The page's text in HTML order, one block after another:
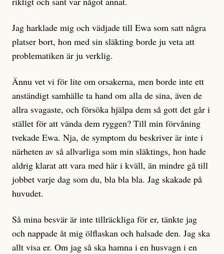
Jag harklade mig och vädjade till Ewa som satt några
platser bort, hon med sin släkting borde ju veta att
problematiken är ju verklig.
Ännu vet vi för lite om orsakerna, men borde inte ett
anständigt samhälle ta hand om alla de sina, även de
allra svagaste, och försöka hjälpa dem så gott det går i
stället för att vända dem ryggen? Till min förvåning
tvekade Ewa. Nja, de symptom du beskriver är inte i
närheten av så allvarliga som min släktings, hon hade
aldrig klarat att vara med här i kväll, än mindre gå till
jobbet varje dag som du, bla bla bla. Jag skakade på
huvudet.
Så mina besvär är inte tillräckliga för er, tänkte jag
och nappade åt mig ölflaskan och halsade den. Jag ska
allt visa er. Om jag så ska hamna i en husvagn i en